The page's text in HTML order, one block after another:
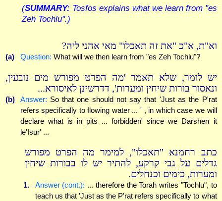
(SUMMARY: Tosfos explains what we learn from "es
Zeh Tochlu".)
וא"ת, א"כ "את זה תאכלו" מאי אהני ליה?
(a) Question: What will we then learn from "es Zeh Tochlu"?
יש לומר, שלא תאמר 'מה הפרט מפורש מים נובעין,
ונאסור בורות שיחין ומערות', דדרשינן לאיסורא...
(b) Answer: So that one should not say that 'Just as the P'rat
refers specifically to flowing water ... ' , in which case we will
declare what is in pits ... forbidden' since we Darshen it
le'Isur' ...
כתב רחמנא "תאכלו", למימר מה הפרט מפורש
גדלים על גבי קרקע, להתיר יש לו בבורות שיחין
ומערות, כימים וכנחלים.
1. Answer (cont.): ... therefore the Torah writes "Tochlu", to
teach us that 'Just as the P'rat refers specifically to what